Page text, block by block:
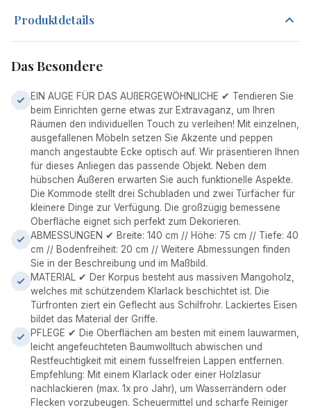
Produktdetails
Das Besondere
EIN AUGE FÜR DAS AUßERGEWÖHNLICHE ✔ Tendieren Sie
beim Einrichten gerne etwas zur Extravaganz, um Ihren
Räumen den individuellen Touch zu verleihen! Mit einzelnen,
ausgefallenen Möbeln setzen Sie Akzente und peppen
manch angestaubte Ecke optisch auf. Wir präsentieren Ihnen
für dieses Anliegen das passende Objekt. Neben dem
hübschen Äußeren erwarten Sie auch funktionelle Aspekte.
Die Kommode stellt drei Schubladen und zwei Türfächer für
kleinere Dinge zur Verfügung. Die großzügig bemessene
Oberfläche eignet sich perfekt zum Dekorieren.
ABMESSUNGEN ✔ Breite: 140 cm // Höhe: 75 cm // Tiefe: 40
cm // Bodenfreiheit: 20 cm // Weitere Abmessungen finden
Sie in der Beschreibung und im Maßbild.
MATERIAL ✔ Der Korpus besteht aus massiven Mangoholz,
welches mit schützendem Klarlack beschichtet ist. Die
Türfronten ziert ein Geflecht aus Schilfrohr. Lackiertes Eisen
bildet das Material der Griffe.
PFLEGE ✔ Die Oberflächen am besten mit einem lauwarmen,
leicht angefeuchteten Baumwolltuch abwischen und
Restfeuchtigkeit mit einem fusselfreien Lappen entfernen.
Empfehlung: Mit einem Klarlack oder einer Holzlasur
nachlackieren (max. 1x pro Jahr), um Wasserrändern oder
Flecken vorzubeugen. Scheuermittel und scharfe Reiniger